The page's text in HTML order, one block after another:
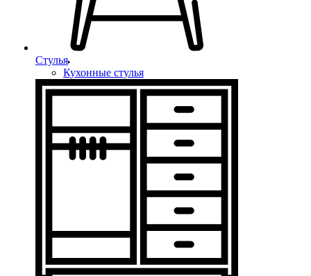
Стулья
Кухонные стулья